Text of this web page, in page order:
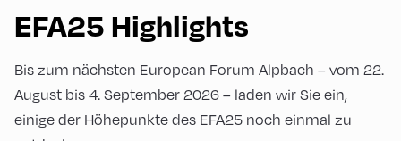
EFA25 Highlights
Bis zum nächsten European Forum Alpbach – vom 22.
August bis 4. September 2026 – laden wir Sie ein,
einige der Höhepunkte des EFA25 noch einmal zu